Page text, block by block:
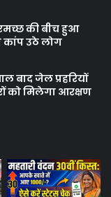
की बीच हुआ
कांप उठे लोग
बाद जेल प्रहरियों
को मिलेगा आरक्षण